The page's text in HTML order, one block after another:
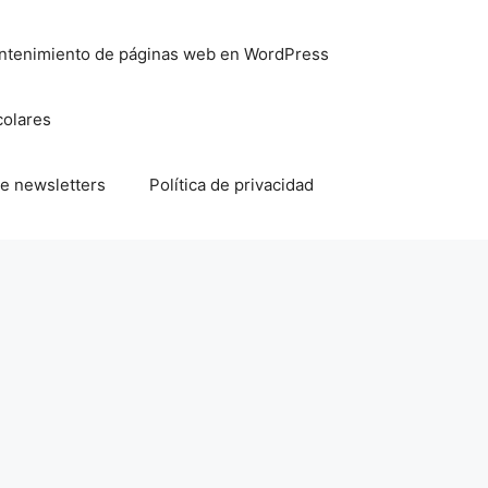
de páginas web en WordPress
newsletters Política de privacidad